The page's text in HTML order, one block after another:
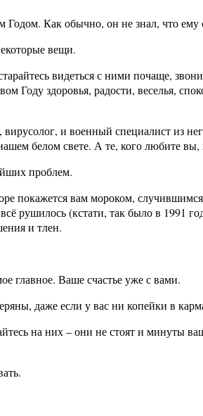
Как обычно, он не знал, что ему
вещи.
видеться с ними почаще,
Году здоровья, радости, веселья,
вирусолог, и военный специалист
белом свете. А те, кого любите
проблем.
покажется вам мороком,
рушилось (кстати, так было в 1991
и тлен.
главное. Ваше счастье уже с вами.
даже если у вас ни копейки в
на них – они не стоят и минуты